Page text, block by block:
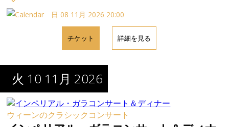
日 08 11月 2026 20:00
チケット 詳細を見る
火 10 11月 2026
ウィーンのクラシックコンサート